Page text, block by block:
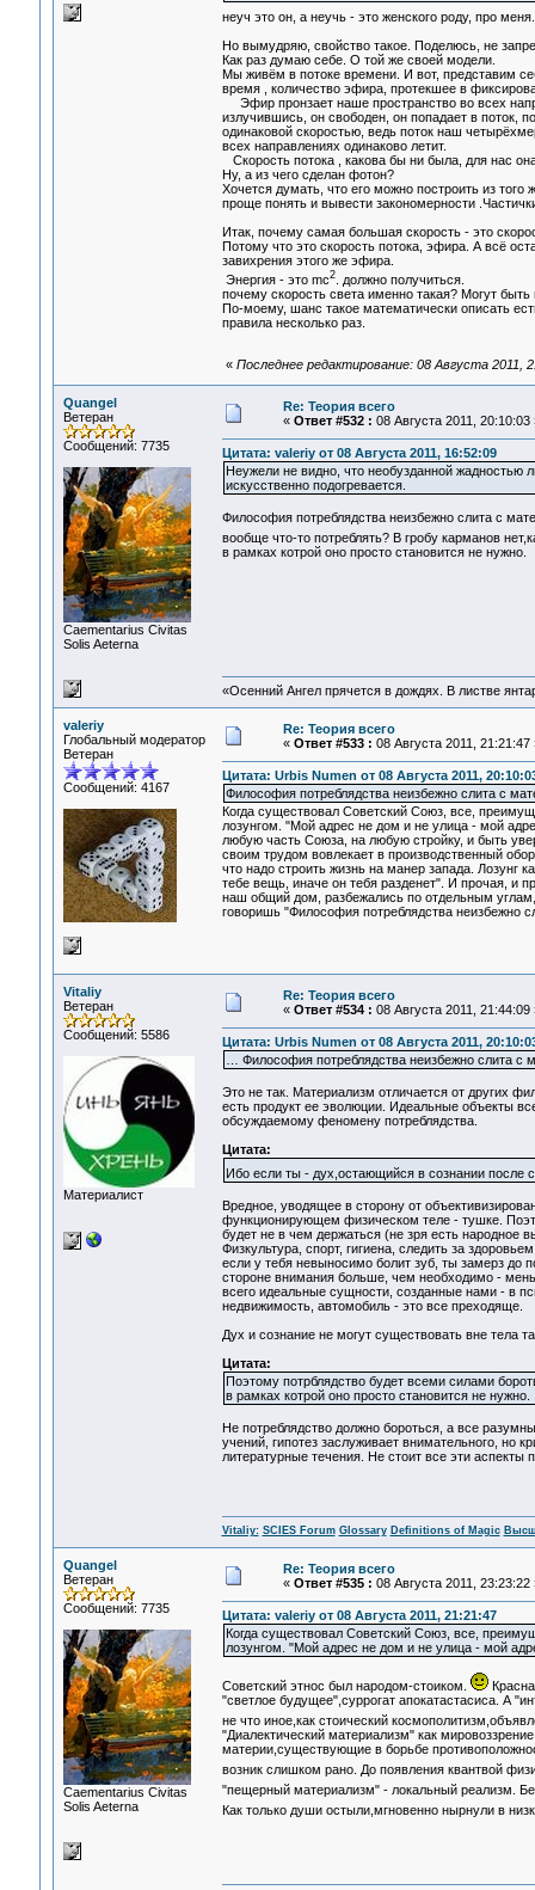
неуч это он, а неучь - это женского роду, про
Но вымудряю, свойство такое. Поделюсь, не
Как раз думаю себе. О той же своей модели.
Мы живём в потоке времени. И вот, представим
время , количество эфира, протекшее в
Эфир пронзает наше пространство во всех
излучившись, он свободен, он попадает в поток,
одинаковой скоростью, ведь поток наш
всех направлениях одинаково летит.
Скорость потока , какова бы ни была, для нас
Ну, а из чего сделан фотон?
Хочется думать, что его можно построить из
проще понять и вывести закономерности
Итак, почему самая большая скорость - это
Потому что это скорость потока, эфира. А всё
завихрения этого же эфира.
Энергия - это mc2. должно получиться.
почему скорость света именно такая? Могут
По-моему, шанс такое математически описать
правила несколько раз.
« Последнее редактирование: 08 Августа 2011,
Quangel
Ветеран
Сообщений: 7735
Сaementarius Civitas
Solis Aeterna
Re: Теория всего
« Ответ #532 : 08 Августа 2011, 20:10:03
Цитата: valeriy от 08 Августа 2011, 16:52:09
Неужели не видно, что необузданной жадностью
искусственно подогревается.
Философия потреблядства неизбежно слита с
вообще что-то потреблять? В гробу карманов
в рамках котрой оно просто становится не нужно.
«Осенний Ангел прячется в дождях. В листве
valeriy
Глобальный модератор
Ветеран
Сообщений: 4167
Re: Теория всего
« Ответ #533 : 08 Августа 2011, 21:21:47
Цитата: Urbis Numen от 08 Августа 2011,
Философия потреблядства неизбежно слита с
Когда существовал Советский Союз, все,
лозунгом. "Мой адрес не дом и не улица - мой
любую часть Союза, на любую стройку, и быть
своим трудом вовлекает в производственный
что надо строить жизнь на манер запада. Лозунг
тебе вещь, иначе он тебя разденет". И прочая, и
наш общий дом, разбежались по отдельным
говоришь "Философия потреблядства неизбежно
Vitaliy
Ветеран
Сообщений: 5586
Материалист
Re: Теория всего
« Ответ #534 : 08 Августа 2011, 21:44:09
Цитата: Urbis Numen от 08 Августа 2011,
… Философия потреблядства неизбежно слита с
Это не так. Материализм отличается от других
есть продукт ее эволюции. Идеальные объекты
обсуждаемому феномену потреблядства.
Цитата:
Ибо если ты - дух,остающийся в сознании после
Вредное, уводящее в сторону от
функционирующем физическом теле - тушке.
будет не в чем держаться (не зря есть народное
Физкультура, спорт, гигиена, следить за
если у тебя невыносимо болит зуб, ты замерз до
стороне внимания больше, чем необходимо -
всего идеальные сущности, созданные нами - в
недвижимость, автомобиль - это все преходяще.
Дух и сознание не могут существовать вне тела
Цитата:
Поэтому потрблядство будет всеми силами
в рамках котрой оно просто становится не нужно.
Не потреблядство должно бороться, а все
учений, гипотез заслуживает внимательного, но
литературные течения. Не стоит все эти аспекты
Vitaliy: SCIES Forum Glossary Definitions of Magic
Quangel
Ветеран
Сообщений: 7735
Сaementarius Civitas
Solis Aeterna
Re: Теория всего
« Ответ #535 : 08 Августа 2011, 23:23:22
Цитата: valeriy от 08 Августа 2011, 21:21:47
Когда существовал Советский Союз, все,
лозунгом. "Мой адрес не дом и не улица - мой
Советский этнос был народом-стоиком.
"светлое будущее",суррогат апокатастасиса. А
не что иное,как стоический
"Диалектический материализм" как
материи,существующие в борьбе
возник слишком рано. До появления квантвой
"пещерный материализм" - локальный реализм.
Как только души остыли,мгновенно нырнули в